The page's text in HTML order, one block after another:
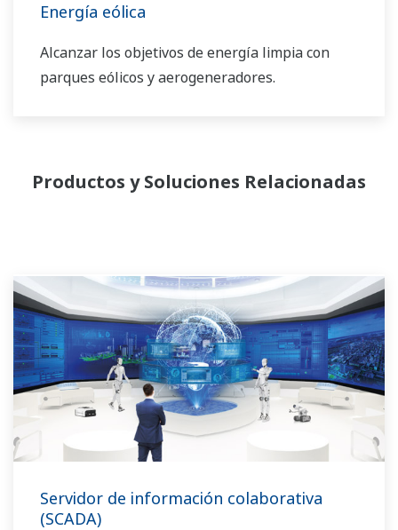
Energía eólica
Alcanzar los objetivos de energía limpia con
parques eólicos y aerogeneradores.
Productos y Soluciones Relacionadas
Servidor de información colaborativa
(SCADA)